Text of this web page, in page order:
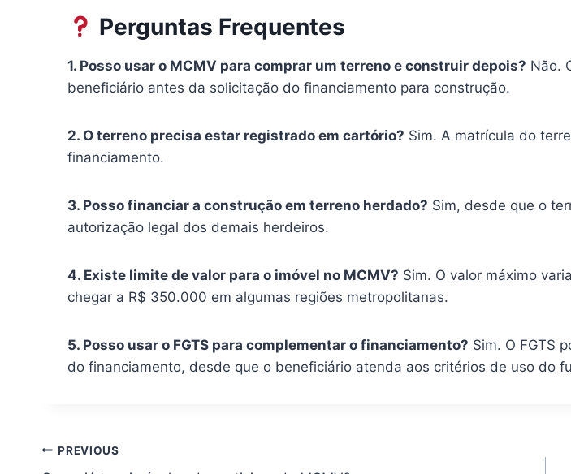
Perguntas Frequentes
1. Posso usar o MCMV para comprar um terreno e construir depois? Não.
beneficiário antes da solicitação do financiamento para construção.
2. O terreno precisa estar registrado em cartório? Sim. A matrícula do
financiamento.
3. Posso financiar a construção em terreno herdado? Sim, desde que o
autorização legal dos demais herdeiros.
4. Existe limite de valor para o imóvel no MCMV? Sim. O valor máximo
chegar a R$ 350.000 em algumas regiões metropolitanas.
5. Posso usar o FGTS para complementar o financiamento? Sim. O FGTS
do financiamento, desde que o beneficiário atenda aos critérios de uso do
Navegação
PREVIOUS